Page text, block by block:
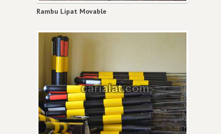
Rambu Lipat Movable